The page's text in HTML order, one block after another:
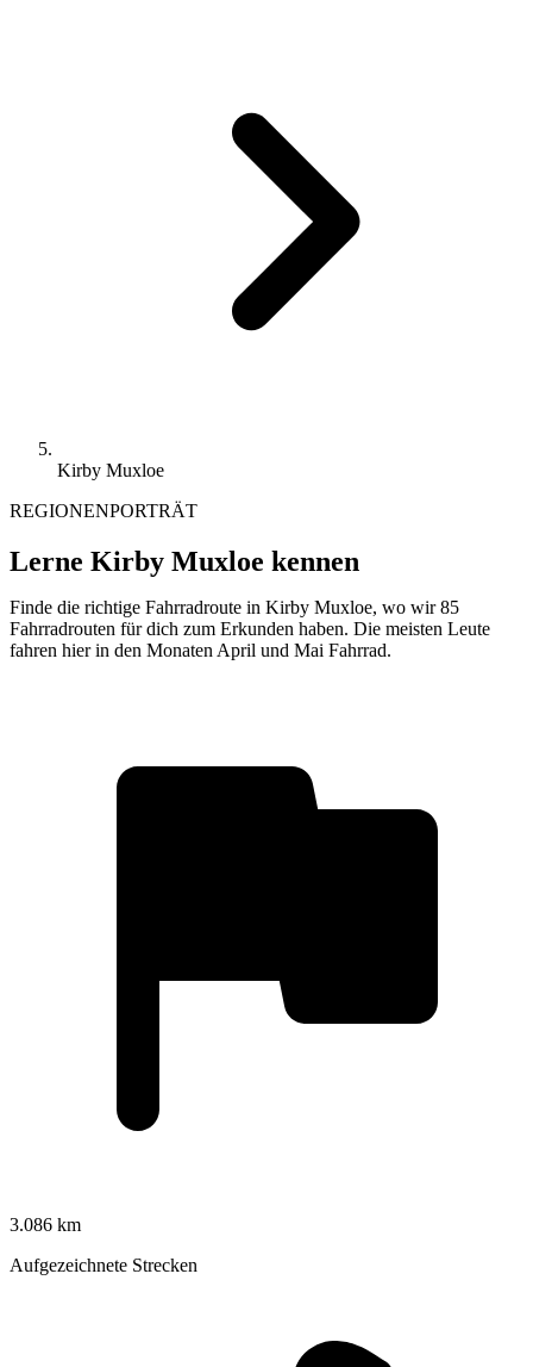
Kirby Muxloe
REGIONENPORTRÄT
Lerne Kirby Muxloe kennen
Finde die richtige Fahrradroute in Kirby Muxloe, wo wir 85
Fahrradrouten für dich zum Erkunden haben. Die meisten Leute
fahren hier in den Monaten April und Mai Fahrrad.
3.086 km
Aufgezeichnete Strecken